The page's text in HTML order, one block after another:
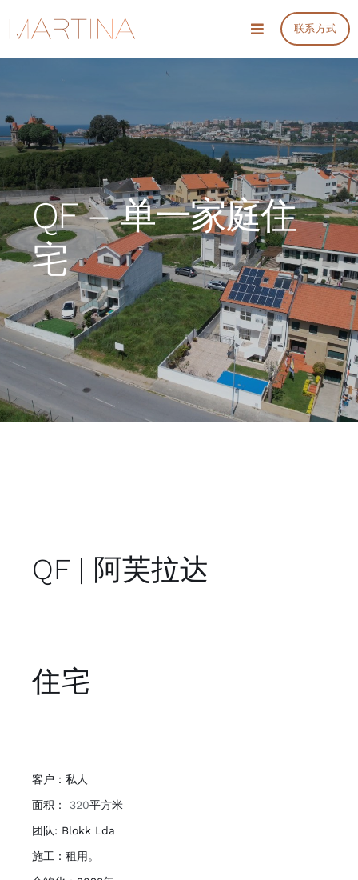
content
Toggle
服务
信息
会议和预算
联系方式
QF – 单一家庭住
宅
QF | 阿芙拉达
住宅
客户：私人
面积： 320平方米
团队: Blokk Lda
施工：租用。